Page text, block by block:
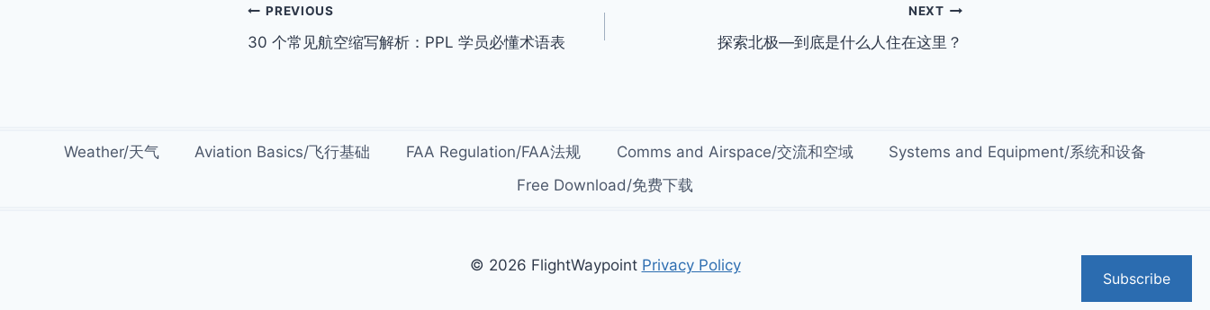
Post
navigation
PREVIOUS
30 个常见航空缩写解析：PPL 学员必懂术语表
NEXT
探索北极—到底是什么人住在这里？
Weather/天气 Aviation Basics/飞行基础 FAA Regulation/FAA法规 Comms and Airspace/交流和空域
Systems and Equipment/系统和设备
Free Download/免费下载
© 2026 FlightWaypoint Privacy Policy
Subscribe